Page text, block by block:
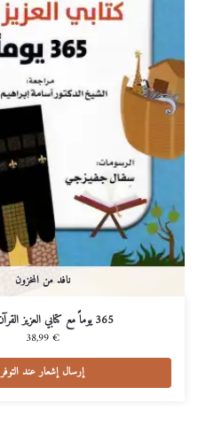
نافد من المخزون
365 يوماً مع كتابي العزيز القرآن الكريم
38,99€
إرسال إشعار عند التوفر